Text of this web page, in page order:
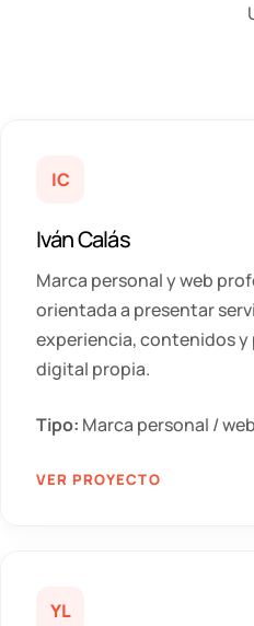
IC
Iván Calás
Marca personal y web
orientada a presentar
experiencia, contenidos y
digital propia.
Tipo: Marca personal /
VER PROYECTO
YL